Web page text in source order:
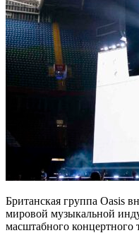
Британская группа Oasis
мировой музыкальной
масштабного